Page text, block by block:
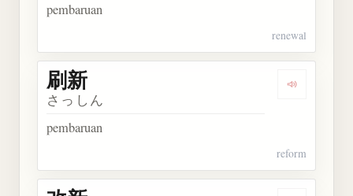
pembaruan
renewal
Dengarkan
刷新
さっしん
pembaruan
reform